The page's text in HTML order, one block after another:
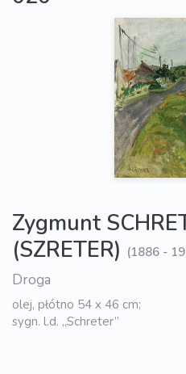
Zygmunt
(SZRETER) (1886 -
Droga
olej, płótno 54 x 46 cm;
sygn. l.d. „Schreter”